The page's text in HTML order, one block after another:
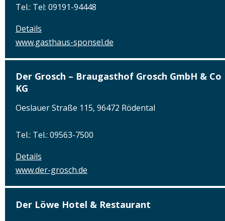
Tel.: Tel: 09191-94448
Details
www.gasthaus-sponsel.de
Der Grosch – Braugasthof Grosch GmbH & Co
KG
Oeslauer Straße 115, 96472 Rödental
Tel.: Tel.: 09563-7500
Details
www.der-grosch.de
Der Löwe Hotel & Restaurant